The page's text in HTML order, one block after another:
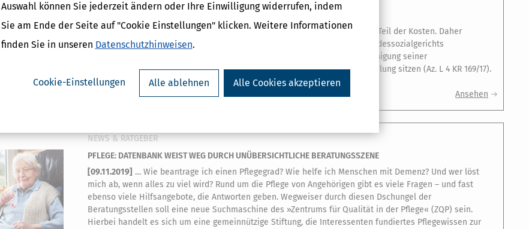
Auswahl können Sie jederzeit ändern oder Ihre Einwilligung widerrufen, indem
Sie am Ende der Seite auf "Cookie Einstellungen" klicken. Weitere Informationen
finden Sie in unseren Datenschutzhinweisen.
Cookie-Einstellungen Alle ablehnen Alle Cookies akzeptieren
IM AUSLAND: VORHER DIE KASSE FRAGEN
]… Bei aufwendigen Zahnbehandlungen übernehmen die gesetzlichen Krankenkassen nur einen Teil der Kosten. Daher
sich manche Versicherte, die Behandlung im Ausland durchführen zu lassen. Ein Urteil des Landessozialgerichts
Bremen vom 14.5.2019 macht klar: Eine solche Behandlung sollte man niemals ohne Genehmigung seiner
durchführen lassen, denn sonst bleibt man auf den vollen Kosten der Auslandsbehandlung sitzen (Az. L 4 KR 169/17).
wurde vor dem …
Ansehen
NEWS & RATGEBER
PFLEGE: DATENBANK WEIST WEG DURCH UNÜBERSICHTLICHE BERATUNGSSZENE
[09.11.2019] … Wie beantrage ich einen Pflegegrad? Wie helfe ich Menschen mit Demenz? Und wer löst
mich ab, wenn alles zu viel wird? Rund um die Pflege von Angehörigen gibt es viele Fragen – und fast
ebenso viele Hilfsangebote, die Antworten geben. Wegweiser durch diesen Dschungel der
Beratungsstellen soll eine neue Suchmaschine des »Zentrums für Qualität in der Pflege« (ZQP) sein.
Hierbei handelt es sich um eine gemeinnützige Stiftung, die Interessenten fundiertes Pflegewissen zur